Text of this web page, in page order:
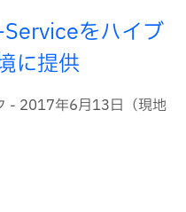
をハイブ
に提供
- 2017年6月13日（現地